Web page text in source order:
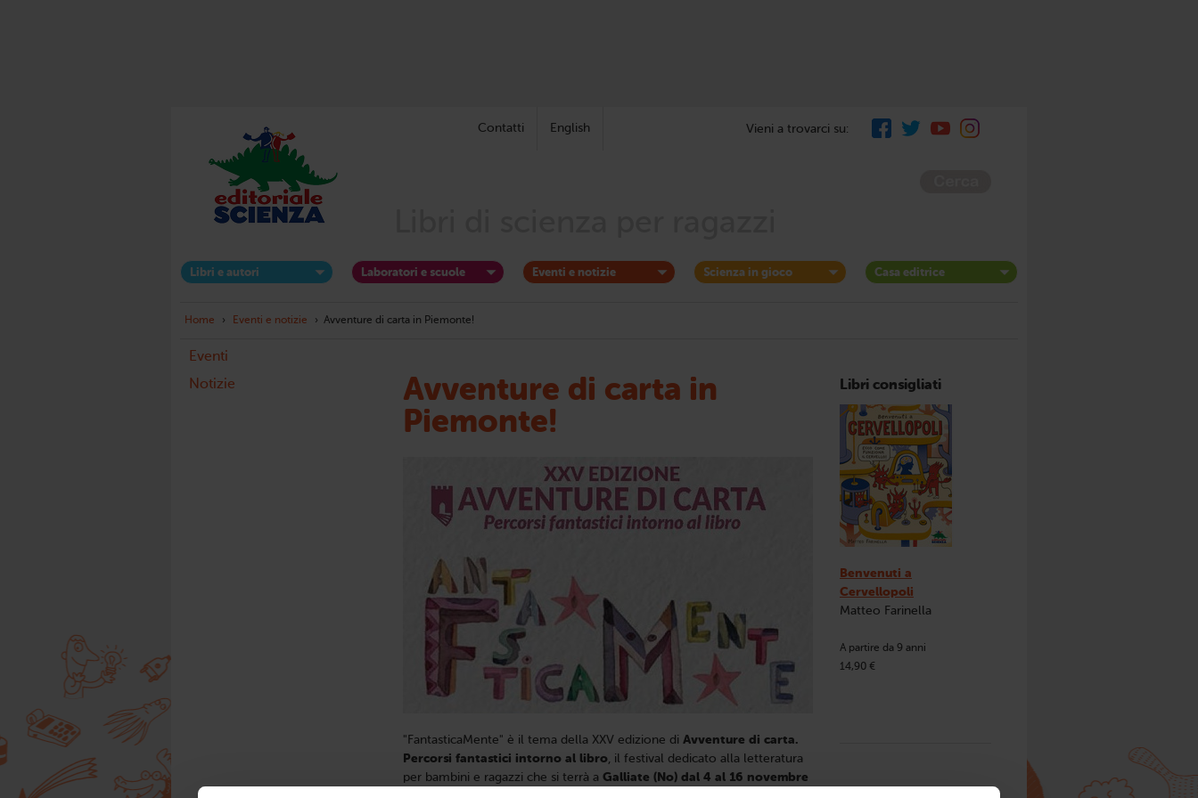
Contatti English Vieni a trovarci su:
Libri e autori Laboratori e scuole Eventi e notizie Scienza in gioco Casa editrice
Home › Eventi e notizie › Avventure di carta in Piemonte!
Eventi
Notizie
Avventure di carta in
Piemonte!
"FantasticaMente" è il tema della XXV edizione di Avventure di carta.
Percorsi fantastici intorno al libro, il festival dedicato alla letteratura
per bambini e ragazzi che si terrà a Galliate (No) dal 4 al 16 novembre
Libri consigliati
Benvenuti a
Cervellopoli
Matteo Farinella
A partire da 9 anni
14,90 €